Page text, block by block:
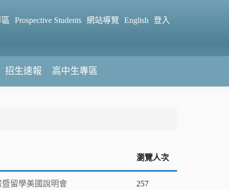
Prospective Students 網站導覽 English 登入
招生速報 高中生專區
瀏覽人次
暨留學美國說明會 257